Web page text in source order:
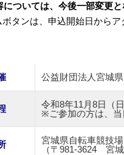
ついては、今後一部変更
タンは、申込開始日からア
公益財団法人宮城
令和8年11月8日（
※ご参加の方は、当
宮城県自転車競技場
（〒981-3624 宮